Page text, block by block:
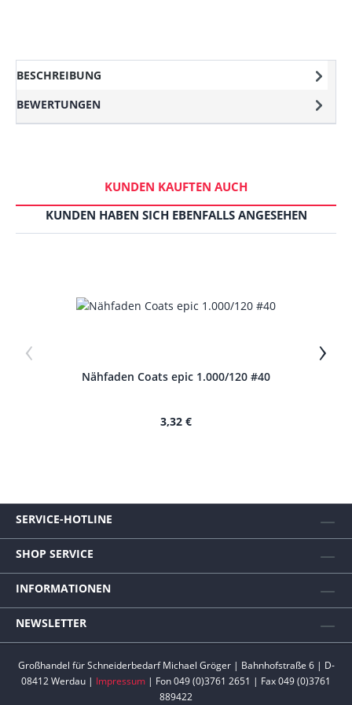
BESCHREIBUNG
BEWERTUNGEN
KUNDEN KAUFTEN AUCH
KUNDEN HABEN SICH EBENFALLS ANGESEHEN
‹
Nähfaden Coats epic 1.000/120 #40
3,32 €
›
SERVICE-HOTLINE
SHOP SERVICE
INFORMATIONEN
NEWSLETTER
Großhandel für Schneiderbedarf Michael Gröger | Bahnhofstraße 6 | D-
08412 Werdau | Impressum | Fon 049 (0)3761 2651 | Fax 049 (0)3761
889422